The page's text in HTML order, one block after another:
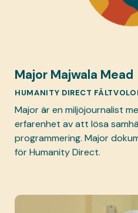
Major Majwala Mead
HUMANITY DIRECT
Major är en miljöjournalist
erfarenhet av att lösa
programmering. Major
för Humanity Direct.